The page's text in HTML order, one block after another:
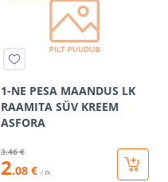
1-NE PESA MAANDUS LK
RAAMITA SÜV KREEM
ASFORA
3.46 €
2.08 € / tk